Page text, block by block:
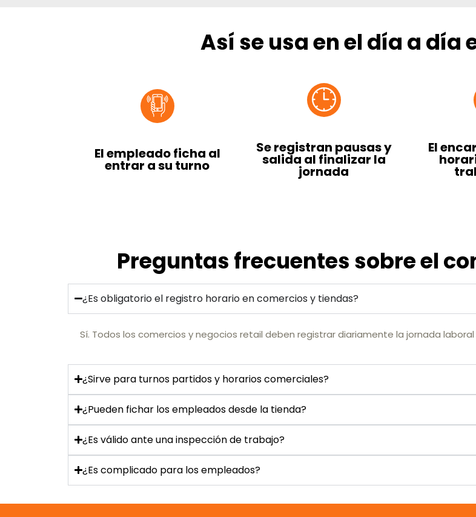
Así se usa en el día a día
El empleado ficha al
entrar a su turno
Se registran pausas y
salida al finalizar la
jornada
El
Preguntas frecuentes sobre el
¿Es obligatorio el registro horario en comercios y tiendas?
Sí. Todos los comercios y negocios retail deben registrar diariamente la jornada
¿Sirve para turnos partidos y horarios comerciales?
¿Pueden fichar los empleados desde la tienda?
¿Es válido ante una inspección de trabajo?
¿Es complicado para los empleados?